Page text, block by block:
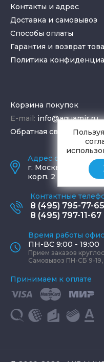
Контакты и адрес
Доставка и самовывоз
Способы оплаты
Гарантия и возврат
Политика
Корзина покупок
E-mail: info@aquamir.ru
Обратная связь
Адрес салона и
г. Москва
ул.
корп. 2
Контактные
8 (495) 795-77-65
8 (495) 797-11-67
Время работы
ПН-ВС 9:00 - 19:00
Прием заказов
Самовывоз ПН-СБ 9-19,
Принимаем к оплате